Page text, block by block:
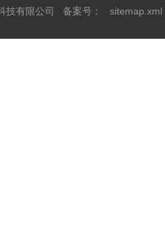
技有限公司 备案号： sitemap.xml